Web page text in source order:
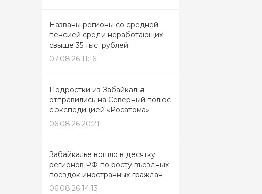
Названы регионы со средней
пенсией среди неработающих
свыше 35 тыс. рублей
07.08.26 11:16
Подростки из Забайкалья
отправились на Северный полюс
с экспедицией «Росатома»
06.08.26 20:21
Забайкалье вошло в десятку
регионов РФ по росту въездных
поездок иностранных граждан
06.08.26 14:13